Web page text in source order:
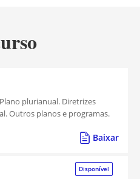
plurianual. Diretrizes
Outros planos e programas.
Baixar
Disponível